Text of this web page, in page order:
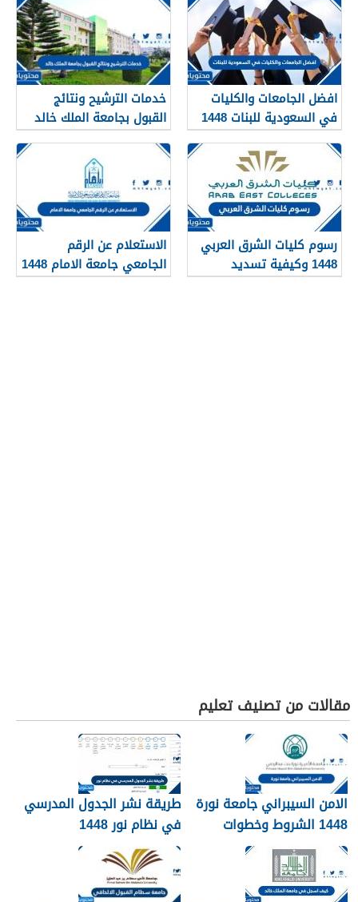
افضل الجامعات والكليات
في السعودية للبنات 1448
خدمات الترشيح ونتائج
القبول بجامعة الملك خالد
1448
رسوم كليات الشرق العربي
1448 وكيفية تسديد
الرسوم
الاستعلام عن الرقم
الجامعي جامعة الامام 1448
مقالات من تصنيف تعليم
الامن السيبراني جامعة نورة
1448 الشروط وخطوات
التقديم
طريقة نشر الجدول المدرسي
في نظام نور 1448